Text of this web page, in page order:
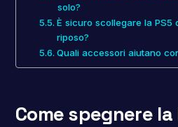
solo?
È sicuro scollegare la PS5
riposo?
Quali accessori aiutano
Come spegnere la